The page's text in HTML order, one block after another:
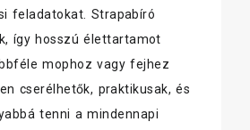
feladatokat. Strapabíró
így hosszú élettartamot
mophoz vagy fejhez
cserélhetők, praktikusak, és
tenni a mindennapi